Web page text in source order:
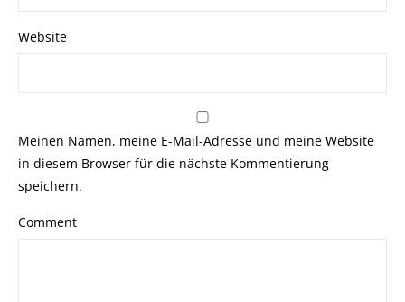
Website
Meinen Namen, meine E-Mail-Adresse und meine Website
in diesem Browser für die nächste Kommentierung
speichern.
Comment